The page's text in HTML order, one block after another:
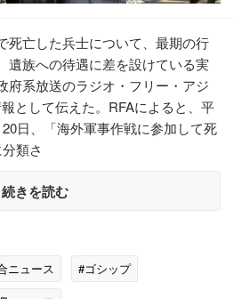
死亡した兵士について、最期の行
遺族への待遇に差を設けている実
府系放送のラジオ・フリー・アジ
として伝えた。RFAによると、平
日、「海外軍事作戦に参加して死
類さ
続きを読む
ニュース
#ゴシップ